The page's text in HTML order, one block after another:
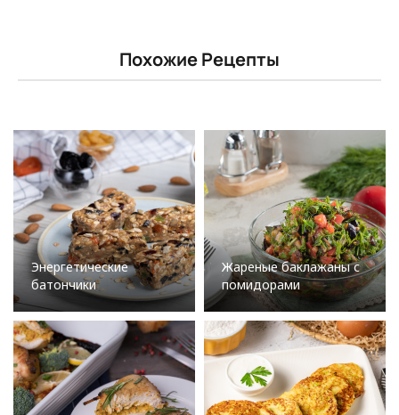
Похожие Рецепты
Энергетические
батончики
Жареные баклажаны с
помидорами